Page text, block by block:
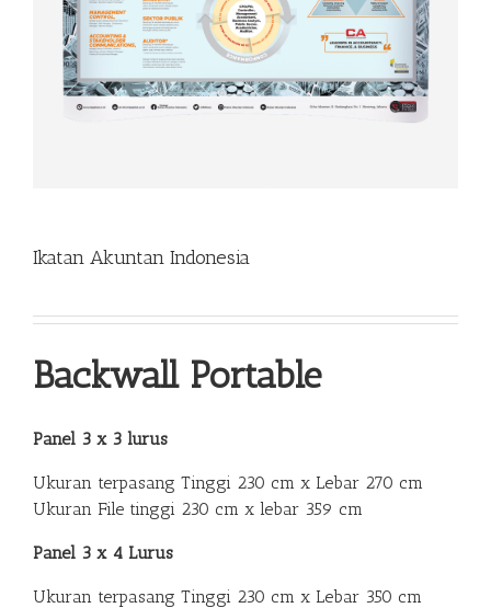
Ikatan Akuntan Indonesia
Backwall Portable
Panel 3 x 3 lurus
Ukuran terpasang Tinggi 230 cm x Lebar 270 cm
Ukuran File tinggi 230 cm x lebar 359 cm
Panel 3 x 4 Lurus
Ukuran terpasang Tinggi 230 cm x Lebar 350 cm